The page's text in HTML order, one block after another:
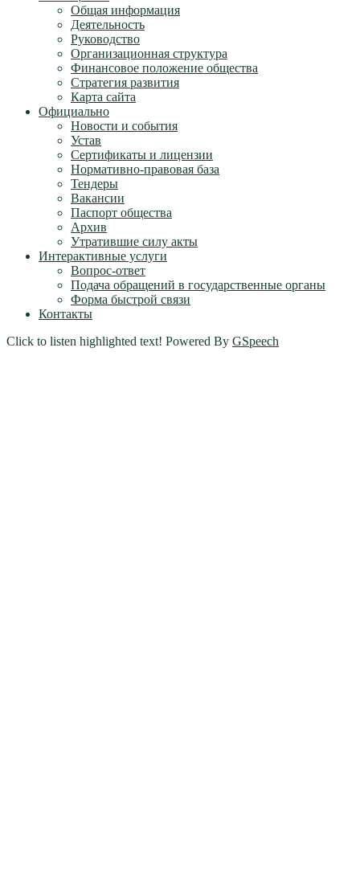
Общая информация
Деятельность
Руководство
Организационная структура
Финансовое положение общества
Стратегия развития
Карта сайта
Официально
Новости и события
Устав
Сертификаты и лицензии
Нормативно-правовая база
Тендеры
Вакансии
Паспорт общества
Архив
Утратившие силу акты
Интерактивные услуги
Вопрос-ответ
Подача обращений в государственные органы
Форма быстрой связи
Контакты
Click to listen highlighted text! Powered By GSpeech